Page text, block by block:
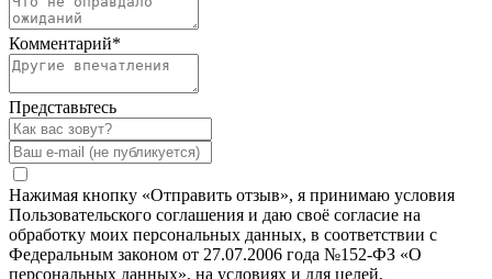
Комментарий*
Представьтесь
Нажимая кнопку «Отправить отзыв», я принимаю условия
Пользовательского соглашения и даю своё согласие на
обработку моих персональных данных, в соответствии с
Федеральным законом от 27.07.2006 года №152-ФЗ «О
персональных данных», на условиях и для целей,